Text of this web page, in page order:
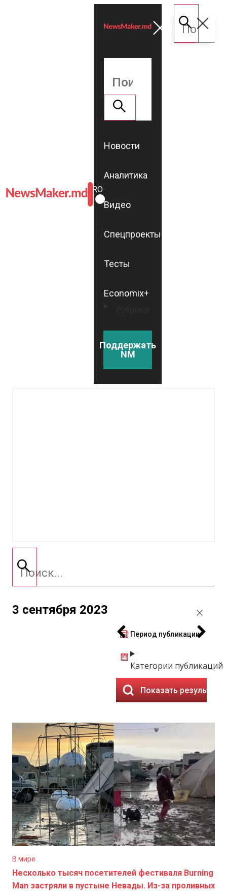
ROMÂNĂ
RU
Новости
Аналитика
Видео
Спецпроекты
Тесты
Economix+
Поддержать
NM
3 сентября 2023
Период публикации
Категории публикаций
Показать результаты
В мире
Несколько тысяч посетителей фестиваля Burning
Man застряли в пустыне Невады. Из-за проливных